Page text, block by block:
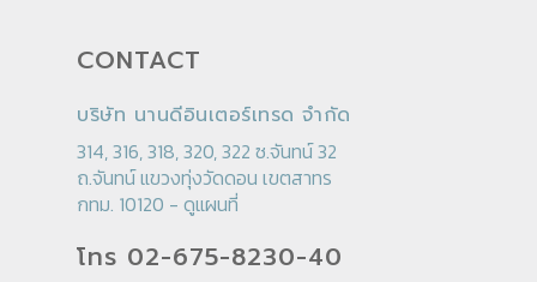
CONTACT
บริษัท นานดีอินเตอร์เทรด จำกัด
314, 316, 318, 320, 322 ซ.จันทน์ 32
ถ.จันทน์ แขวงทุ่งวัดดอน เขตสาทร
กทม. 10120 - ดูแผนที่
โทร 02-675-8230-40